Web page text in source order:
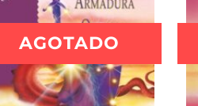
AGOTADO